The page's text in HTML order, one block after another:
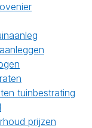
tuinbestrating
prijzen